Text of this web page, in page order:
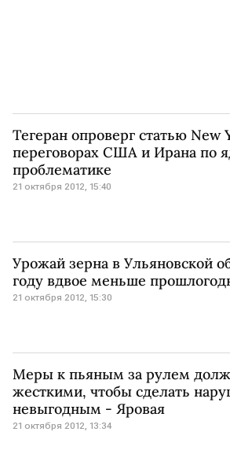
Тегеран опроверг статью New
переговорах США и Ирана по
проблематике
21 октября 2012, 15:40
Урожай зерна в Ульяновской
году вдвое меньше
21 октября 2012, 15:30
Меры к пьяным за рулем
жесткими, чтобы сделать
невыгодным - Яровая
21 октября 2012, 13:34